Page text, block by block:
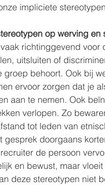
impliciete
op werving en
richtinggevend
uitsluiten of
groep behoort. Ook bij
ervoor zorgen dat je
aan te nemen. Ook
verlopen. Zo
tot leden van
gesprek doorgaans
de persoon
en bewust, maar
deze stereotypen niet